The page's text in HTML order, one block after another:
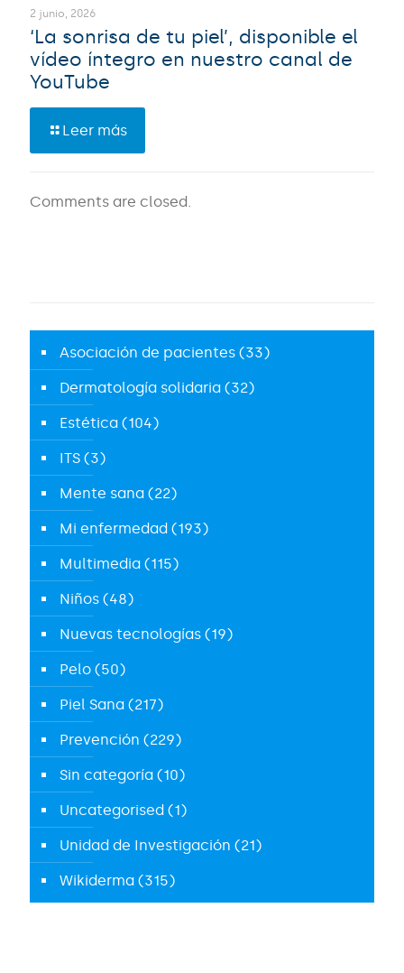
2 junio, 2026
‘La sonrisa de tu piel’, disponible el
vídeo íntegro en nuestro canal de
YouTube
Leer más
Comments are closed.
Asociación de pacientes (33)
Dermatología solidaria (32)
Estética (104)
ITS (3)
Mente sana (22)
Mi enfermedad (193)
Multimedia (115)
Niños (48)
Nuevas tecnologías (19)
Pelo (50)
Piel Sana (217)
Prevención (229)
Sin categoría (10)
Uncategorised (1)
Unidad de Investigación (21)
Wikiderma (315)